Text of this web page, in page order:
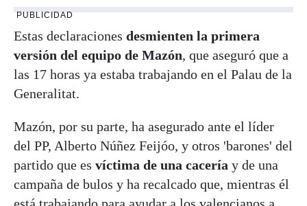
PUBLICIDAD
Estas declaraciones desmienten la primera
versión del equipo de Mazón, que aseguró que a
las 17 horas ya estaba trabajando en el Palau de la
Generalitat.
Mazón, por su parte, ha asegurado ante el líder
del PP, Alberto Núñez Feijóo, y otros 'barones' del
partido que es víctima de una cacería y de una
campaña de bulos y ha recalcado que, mientras él
está trabajando para ayudar a los valencianos a